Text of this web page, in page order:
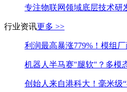
专注物联网领域底层技术研
行业资讯更多 >>
利润最高暴涨779%！模组
机器人半马赛"腿软"？多模
创始人来自港科大！毫米级